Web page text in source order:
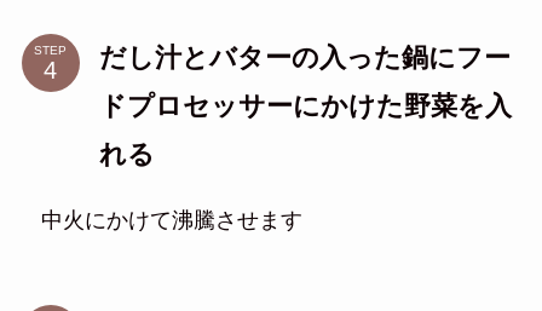
STEP
だし汁とバターの入った鍋にフー
ドプロセッサーにかけた野菜を入
れる
中火にかけて沸騰させます